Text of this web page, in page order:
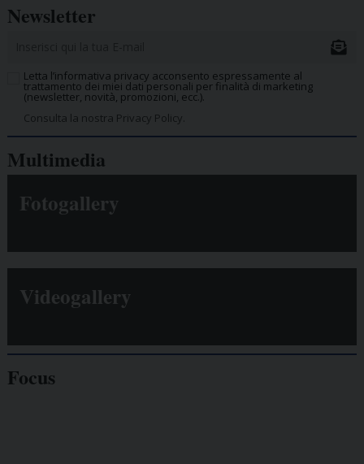
Newsletter
Letta l’informativa privacy acconsento espressamente al
trattamento dei miei dati personali per finalità di marketing
(newsletter, novità, promozioni, ecc.).
Consulta la nostra Privacy Policy.
Multimedia
Fotogallery
Videogallery
Focus